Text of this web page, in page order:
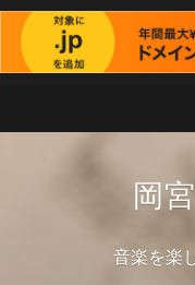
岡
音楽を楽